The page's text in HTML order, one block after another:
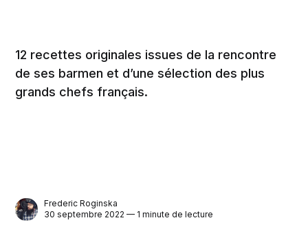
12 recettes originales issues de la rencontre
de ses barmen et d’une sélection des plus
grands chefs français.
Frederic Roginska
30 septembre 2022 — 1 minute de lecture